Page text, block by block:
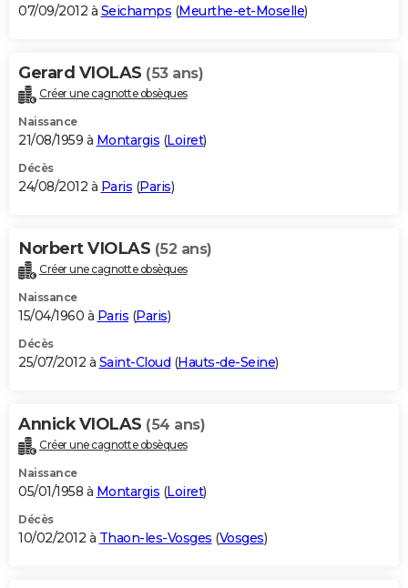
07/09/2012 à Seichamps (Meurthe-et-Moselle)
Gerard VIOLAS (53 ans)
Créer une cagnotte obsèques
Naissance
21/08/1959 à Montargis (Loiret)
Décès
24/08/2012 à Paris (Paris)
Norbert VIOLAS (52 ans)
Créer une cagnotte obsèques
Naissance
15/04/1960 à Paris (Paris)
Décès
25/07/2012 à Saint-Cloud (Hauts-de-Seine)
Annick VIOLAS (54 ans)
Créer une cagnotte obsèques
Naissance
05/01/1958 à Montargis (Loiret)
Décès
10/02/2012 à Thaon-les-Vosges (Vosges)